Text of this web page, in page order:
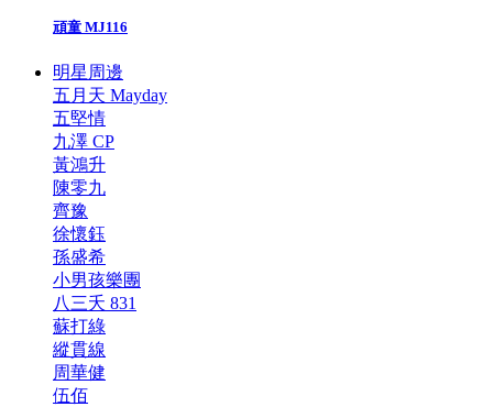
頑童 MJ116
明星周邊
五月天 Mayday
五堅情
九澤 CP
黃鴻升
陳零九
齊豫
徐懷鈺
孫盛希
小男孩樂團
八三夭 831
蘇打綠
縱貫線
周華健
伍佰